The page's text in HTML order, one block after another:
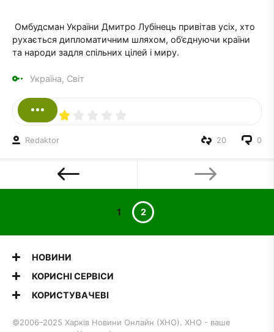
Омбудсман України Дмитро Лубінець привітав усіх, хто
рухається дипломатичним шляхом, об’єднуючи країни
та народи задля спільних цілей і миру.
Україна, Світ
Redaktor 0
20
1 2
НОВИНИ
КОРИСНІ СЕРВІСИ
КОРИСТУВАЧЕВІ
©2006–2025 Харків Новини Онлайн (ХНО). ХНО - ваше